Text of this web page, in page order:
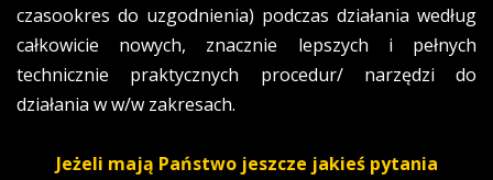
czasookres do uzgodnienia) podczas działania według
całkowicie nowych, znacznie lepszych i pełnych
technicznie praktycznych procedur/ narzędzi do
działania w w/w zakresach.
Jeżeli mają Państwo jeszcze jakieś pytania